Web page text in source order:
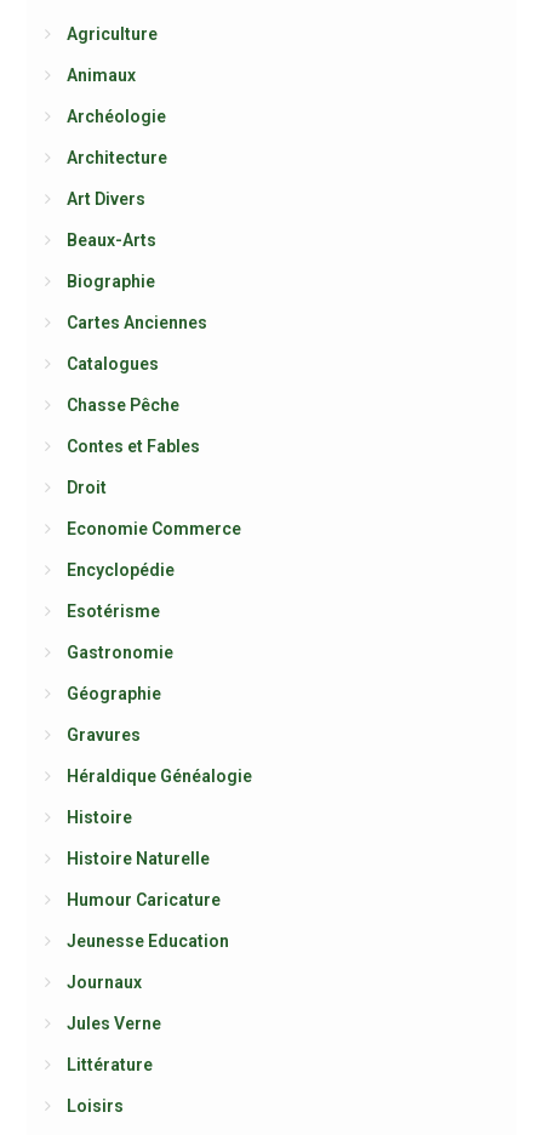
Agriculture
Animaux
Archéologie
Architecture
Art Divers
Beaux-Arts
Biographie
Cartes Anciennes
Catalogues
Chasse Pêche
Contes et Fables
Droit
Economie Commerce
Encyclopédie
Esotérisme
Gastronomie
Géographie
Gravures
Héraldique Généalogie
Histoire
Histoire Naturelle
Humour Caricature
Jeunesse Education
Journaux
Jules Verne
Littérature
Loisirs